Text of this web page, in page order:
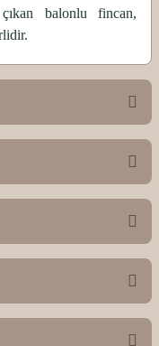
balonlu fincan,
ve diğer konularda